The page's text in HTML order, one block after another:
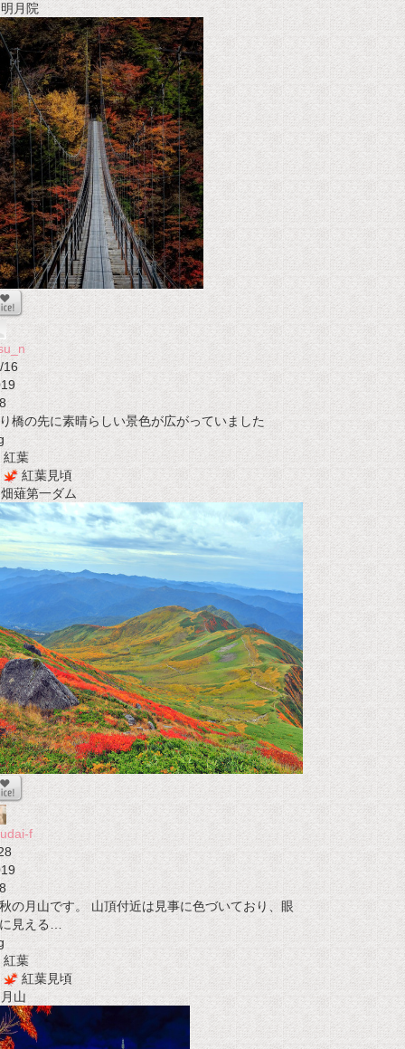
月院
16
8
橋の先に素晴らしい景色が広がっていました
紅葉
紅葉見頃
薙第一ダム
f
8
の月山です。 山頂付近は見事に色づいており、眼
見える…
紅葉
紅葉見頃
山